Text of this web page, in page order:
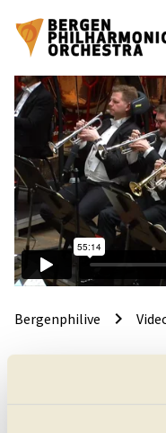
Bergenphilive keyboard_arrow_right